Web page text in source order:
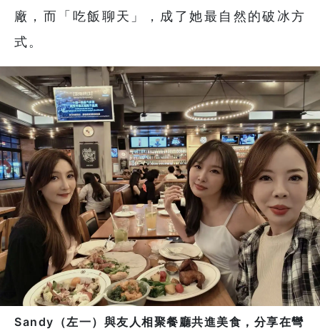
廠，而「吃飯聊天」，成了她最自然的破冰方
式。
Sandy（左一）與友人相聚餐廳共進美食，分享在彎